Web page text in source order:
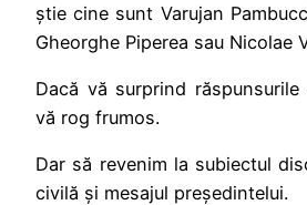
știe cine sunt Varujan
Gheorghe Piperea sau Nicolae
Dacă vă surprind
vă rog frumos.
Dar să revenim la subiectul
civilă și mesajul președintelui.